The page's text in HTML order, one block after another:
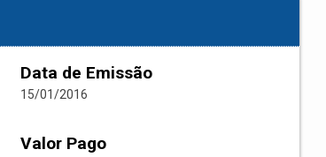
Data de Emissão
15/01/2016
Valor Pago